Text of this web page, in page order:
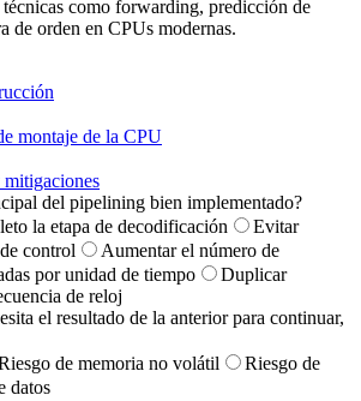
como forwarding, predicción de
de orden en CPUs modernas.
montaje de la CPU
del pipelining bien implementado?
la etapa de decodificación
Evitar
control
Aumentar el número de
por unidad de tiempo
Duplicar
de reloj
el resultado de la anterior para continuar,
de memoria no volátil
Riesgo de
datos